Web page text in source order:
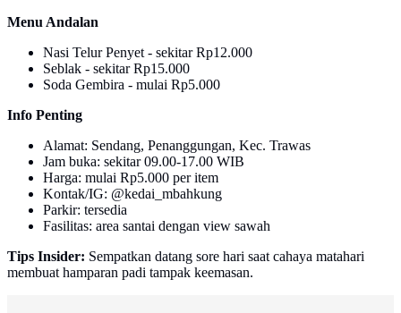
Menu Andalan
Nasi Telur Penyet - sekitar Rp12.000
Seblak - sekitar Rp15.000
Soda Gembira - mulai Rp5.000
Info Penting
Alamat: Sendang, Penanggungan, Kec. Trawas
Jam buka: sekitar 09.00-17.00 WIB
Harga: mulai Rp5.000 per item
Kontak/IG: @kedai_mbahkung
Parkir: tersedia
Fasilitas: area santai dengan view sawah
Tips Insider: Sempatkan datang sore hari saat cahaya matahari
membuat hamparan padi tampak keemasan.